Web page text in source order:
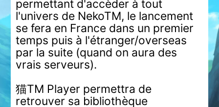
permettant d'accèder à tout
l'univers de NekoTM, le lancement
se fera en France dans un premier
temps puis à l'étranger/overseas
par la suite (quand on aura des
vrais serveurs).
猫TM Player permettra de
retrouver sa bibliothèque